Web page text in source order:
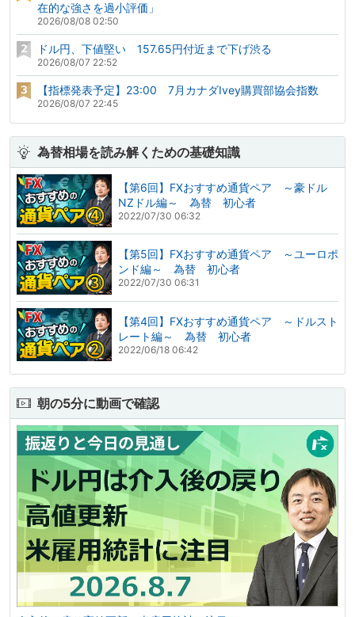
在的な強さを過小評価」
2026/08/08 02:50
ドル円、下値堅い 157.65円付近まで下げ渋る
2026/08/07 22:52
【指標発表予定】23:00 7月カナダIvey購買部協会指数
2026/08/07 22:45
為替相場を読み解くための基礎知識
【第6回】FXおすすめ通貨ペア ～豪ドル
NZドル編～ 為替 初心者
2022/07/30 06:32
【第5回】FXおすすめ通貨ペア ～ユーロポ
ンド編～ 為替 初心者
2022/07/30 06:31
【第4回】FXおすすめ通貨ペア ～ドルスト
レート編～ 為替 初心者
2022/06/18 06:42
朝の5分に動画で確認